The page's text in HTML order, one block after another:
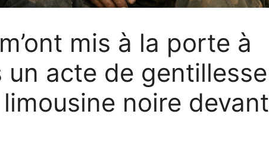
mis à la porte à
acte de gentillesse
noire devant